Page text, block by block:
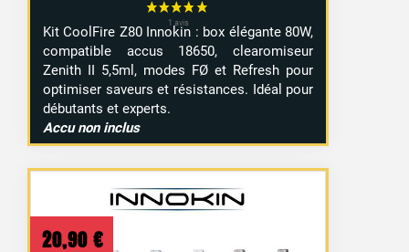
Kit CoolFire Z80 Innokin : box élégante 80W,
compatible accus 18650, clearomiseur
Zenith II 5,5ml, modes FØ et Refresh pour
optimiser saveurs et résistances. Idéal pour
débutants et experts.
Accu non inclus
20,90 €